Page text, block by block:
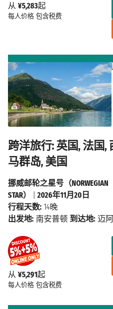
从 ¥5,283起
每人价格 包含税费
跨洋旅行: 英国, 法国,
马群岛, 美国
从 ¥5,291起
每人价格 包含税费
挪威邮轮之星号（NORWEGIAN
STAR）
2026年11月20日
行程天数: 14晚
出发地: 南安普顿 到达地: 迈